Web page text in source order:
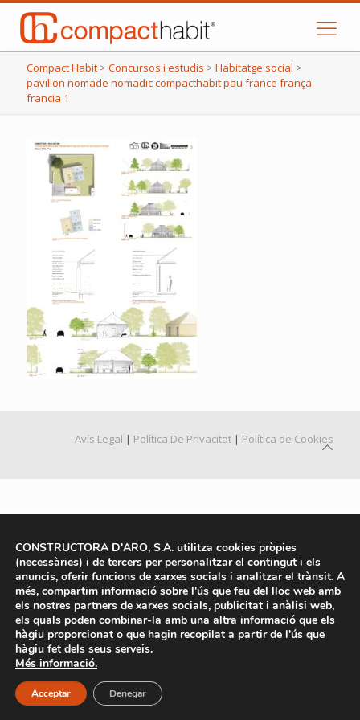
Compact Habit > Concursos i estudis > Habitatge social >
pavilion nomade nomadic compacthabit pau france frança
francia 1
Avís Legal | Política De Privacitat | Política de Cookies
CONSTRUCTORA D'ARO, S.A. utilitza cookies pròpies
(necessàries) i de tercers per personalitzar el contingut i els
anuncis, oferir funcions de xarxes socials i analitzar el trànsit. A
més, compartim informació sobre l'ús que feu del lloc web amb
els nostres partners de xarxes socials, publicitat i anàlisi web,
els quals poden combinar-la amb una altra informació que els
hàgiu proporcionat o que hagin recopilat a partir de l'ús que
hàgiu fet dels seus serveis.
Més informació.
Acceptar Denegar